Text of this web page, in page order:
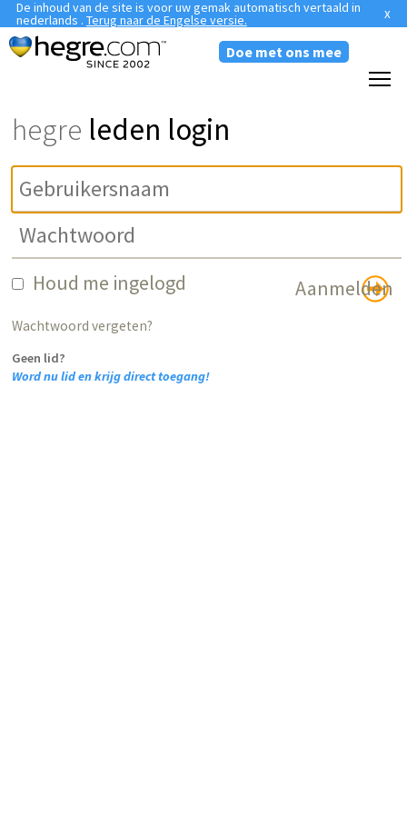
De inhoud van de site is voor uw gemak automatisch vertaald in
nederlands . Terug naar de Engelse versie. x
Doe met ons mee
hegre leden login
Houd me ingelogd
Wachtwoord vergeten?
Geen lid?
Word nu lid en krijg direct toegang!